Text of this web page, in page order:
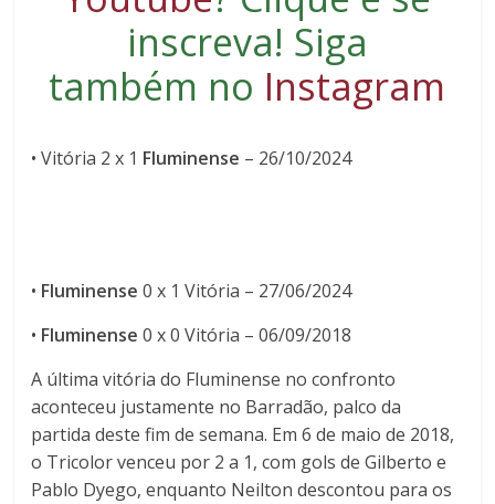
inscreva! Siga
também no Instagram
•Vitória 2 x 1 Fluminense – 26/10/2024
• Fluminense 0 x 1 Vitória – 27/06/2024
• Fluminense 0 x 0 Vitória – 06/09/2018
A última vitória do Fluminense no confronto
aconteceu justamente no Barradão, palco da
partida deste fim de semana. Em 6 de maio de 2018,
o Tricolor venceu por 2 a 1, com gols deGilberto e
Pablo Dyego, enquanto Neilton descontou para os